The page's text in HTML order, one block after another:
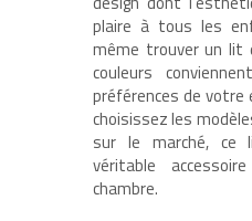
plaire à tous les
même trouver un
couleurs
préférences de votre
choisissez les
sur le marché, ce
véritable
chambre.